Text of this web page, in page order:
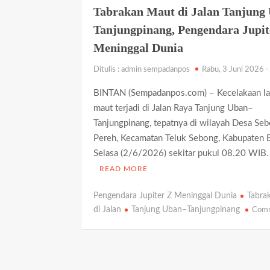
Aktivis Aripin Minta Kejari Natuna Tak
Gudang Elektronik di Kijang Kota Ludes
Progres 80 Persen, Pekerjaan Semenisasi
Kiriman
Satlantas Polres Bintan Tertibkan Pengendara
Satresnarkoba Polres Bintan Ungkap Dua
Tabrakan Maut di Jalan Tanjung
Tanjungpinang, Pengendara
Meninggal Dunia
Ditulis : admin sempadanpos Rabu, 3 Juni 2026
BINTAN (Sempadanpos.com) – Kecelakaan
maut terjadi di Jalan Raya Tanjung Uban–
Tanjungpinang, tepatnya di wilayah Desa
Pereh, Kecamatan Teluk Sebong, Kabupaten
Selasa (2/6/2026) sekitar pukul 08.20
READ MORE
Pengendara Jupiter Z Meninggal Dunia
di Jalan
Tanjung Uban–Tanjungpinang